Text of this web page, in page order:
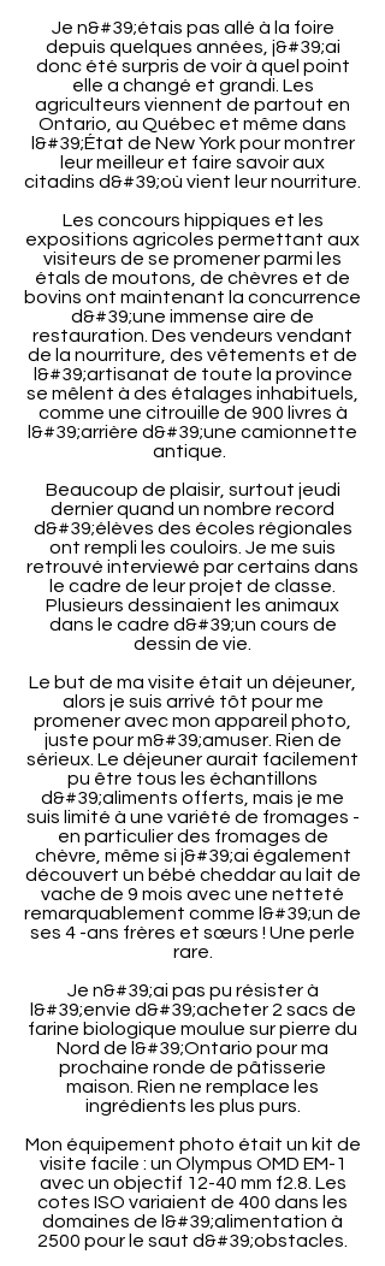
Je n&#39;étais pas allé à la foire
depuis quelques années, j&#39;ai
donc été surpris de voir à quel point
elle a changé et grandi. Les
agriculteurs viennent de partout en
Ontario, au Québec et même dans
l&#39;État de New York pour montrer
leur meilleur et faire savoir aux
citadins d&#39;où vient leur nourriture.
Les concours hippiques et les
expositions agricoles permettant aux
visiteurs de se promener parmi les
étals de moutons, de chèvres et de
bovins ont maintenant la concurrence
d&#39;une immense aire de
restauration. Des vendeurs vendant
de la nourriture, des vêtements et de
l&#39;artisanat de toute la province
se mêlent à des étalages inhabituels,
comme une citrouille de 900 livres à
l&#39;arrière d&#39;une camionnette
antique.
Beaucoup de plaisir, surtout jeudi
dernier quand un nombre record
d&#39;élèves des écoles régionales
ont rempli les couloirs. Je me suis
retrouvé interviewé par certains dans
le cadre de leur projet de classe.
Plusieurs dessinaient les animaux
dans le cadre d&#39;un cours de
dessin de vie.
Le but de ma visite était un déjeuner,
alors je suis arrivé tôt pour me
promener avec mon appareil photo,
juste pour m&#39;amuser. Rien de
sérieux. Le déjeuner aurait facilement
pu être tous les échantillons
d&#39;aliments offerts, mais je me
suis limité à une variété de fromages -
en particulier des fromages de
chèvre, même si j&#39;ai également
découvert un bébé cheddar au lait de
vache de 9 mois avec une netteté
remarquablement comme l&#39;un de
ses 4 -ans frères et sœurs ! Une perle
rare.
Je n&#39;ai pas pu résister à
l&#39;envie d&#39;acheter 2 sacs de
farine biologique moulue sur pierre du
Nord de l&#39;Ontario pour ma
prochaine ronde de pâtisserie
maison. Rien ne remplace les
ingrédients les plus purs.
Mon équipement photo était un kit de
visite facile : un Olympus OMD EM-1
avec un objectif 12-40 mm f2.8. Les
cotes ISO variaient de 400 dans les
domaines de l&#39;alimentation à
2500 pour le saut d&#39;obstacles.